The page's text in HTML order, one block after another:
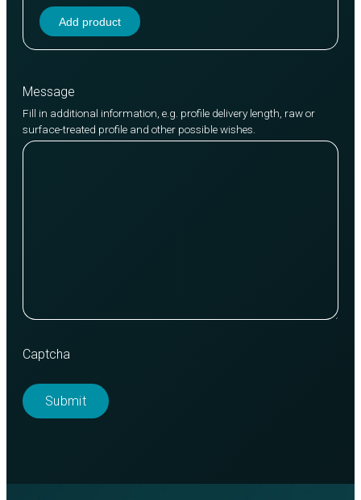
Add product
Message
Fill in additional information, e.g. profile delivery length, raw or
surface-treated profile and other possible wishes.
Captcha